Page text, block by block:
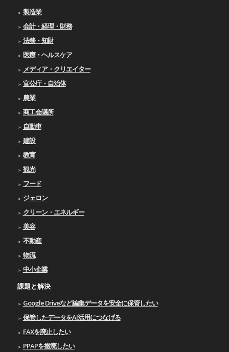
製造業
会計・経理・財務
法務・知財
医療・ヘルスケア
メディア・クリエイター
官公庁・自治体
農業
商工会議所
自動車
建設
教育
観光
フード
ジェロン
クリーン・エネルギー
美容
不動産
物流
中小企業
課題と解決
Google Driveなど編集データを安全に保管したい
保管したデータをAI活用につなげる
FAXを廃止したい
PPAPを撤廃したい